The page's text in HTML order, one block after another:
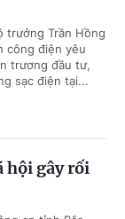
trưởng Trần Hồng
công điện yêu
trương đầu tư,
sạc điện tại...
hội gây rối